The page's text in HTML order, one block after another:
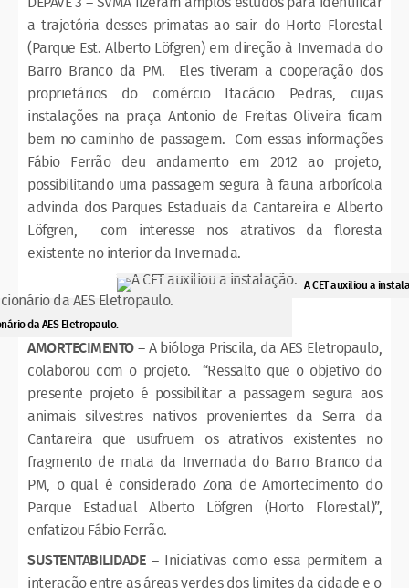
a trajetória desses primatas ao sair do Horto Florestal
(Parque Est. Alberto Löfgren) em direção à Invernada do
Barro Branco da PM. Eles tiveram a cooperação dos
proprietários do comércio Itacácio Pedras, cujas
instalações na praça Antonio de Freitas Oliveira ficam
bem no caminho de passagem. Com essas informações
Fábio Ferrão deu andamento em 2012 ao projeto,
possibilitando uma passagem segura à fauna arborícola
advinda dos Parques Estaduais da Cantareira e Alberto
Löfgren, com interesse nos atrativos da floresta
existente no interior da Invernada.
A CET auxiliou a
da AES Eletropaulo.
AMORTECIMENTO– A bióloga Priscila, da AES Eletropaulo,
colaborou com o projeto. “Ressalto que o objetivo do
presente projeto é possibilitar a passagem segura aos
animais silvestres nativos provenientes da Serra da
Cantareira que usufruem os atrativos existentes no
fragmento de mata da Invernada do Barro Branco da
PM, o qual é considerado Zona de Amortecimento do
Parque Estadual Alberto Löfgren (Horto Florestal)”,
enfatizou Fábio Ferrão.
SUSTENTABILIDADE– Iniciativas como essa permitem a